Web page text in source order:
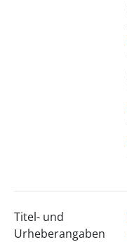
Titel- und
Urheberangaben